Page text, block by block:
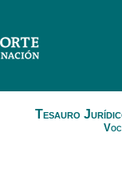
Tesauro